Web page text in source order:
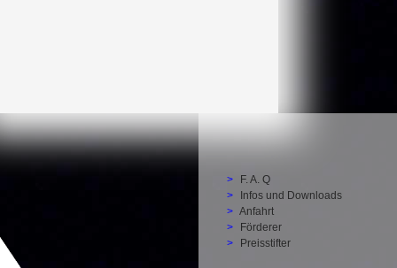
Drehort Schule e.V.
F. A. Q
Infos und Downloads
Anfahrt
Förderer
Preisstifter